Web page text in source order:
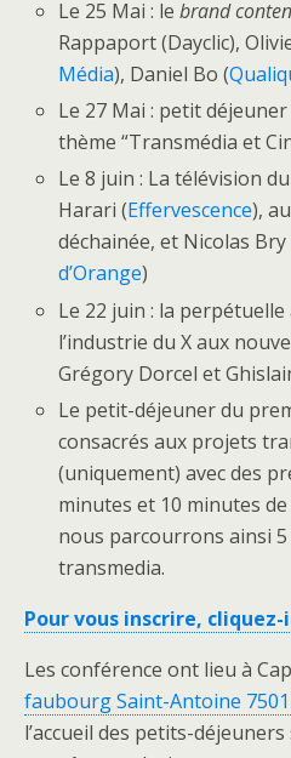
Le 25 Mai : lebrand
Rappaport (Dayclic),
Média), Daniel Bo (
Le 27 Mai : petit
thème “Transmédia et
Le 8 juin : La télévision
Harari (Effervescence),
déchainée, et Nicolas Bry
d’Orange)
Le 22 juin : la
l’industrie du X aux
Grégory Dorcel et
Le petit-déjeuner du
consacrés aux projets
(uniquement) avec des
minutes et 10 minutes
nous parcourrons ainsi
transmedia.
Pour vous inscrire, cliquez-
Les conférence ont lieu à
faubourg Saint-Antoine
l’accueil des petits-